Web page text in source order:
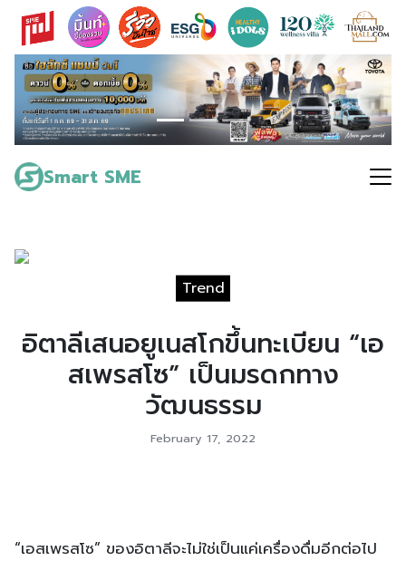
Skip
content
Smart SME
Search
for:
Trend
อิตาลีเสนอยูเนสโกขึ้นทะเบียน “เอ
สเพรสโซ” เป็นมรดกทาง
วัฒนธรรม
February 17, 2022
“เอสเพรสโซ” ของอิตาลีจะไม่ใช่เป็นแค่เครื่องดื่มอีกต่อไป